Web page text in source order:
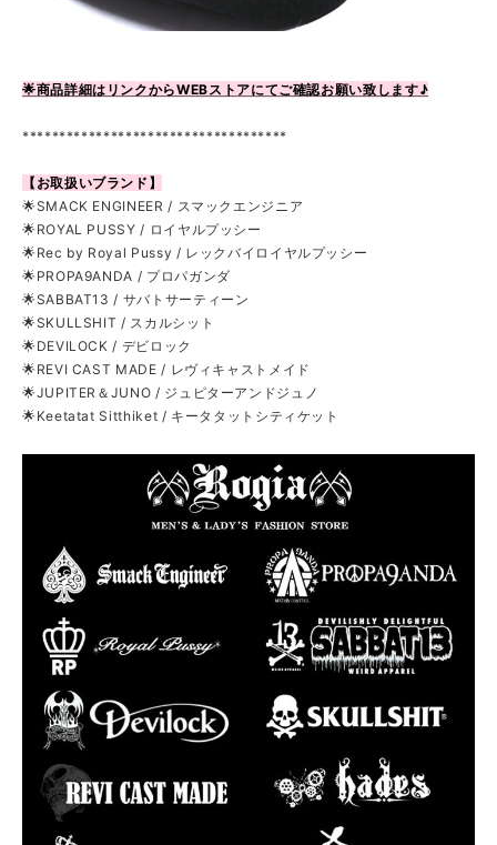
🌟商品詳細はリンクからWEBストアにてご確認お願い致します♪
************************************
【お取扱いブランド】
🌟SMACK ENGINEER / スマックエンジニア
🌟ROYAL PUSSY / ロイヤルプッシー
🌟Rec by Royal Pussy / レックバイロイヤルプッシー
🌟PROPA9ANDA / プロパガンダ
🌟SABBAT13 / サバトサーティーン
🌟SKULLSHIT / スカルシット
🌟DEVILOCK / デビロック
🌟REVI CAST MADE / レヴィキャストメイド
🌟JUPITER＆JUNO / ジュピターアンドジュノ
🌟Keetatat Sitthiket / キータタットシティケット